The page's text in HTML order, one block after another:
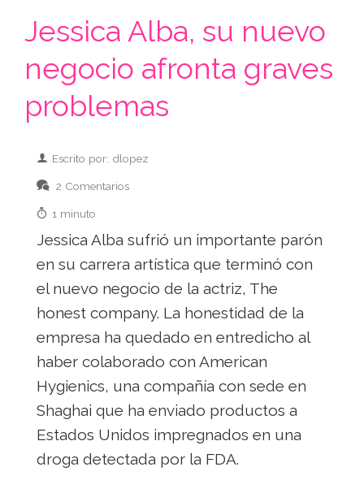
Jessica Alba, su nuevo
negocio afronta graves
problemas
Escrito por: dlopez
2 Comentarios
1 minuto
Jessica Alba sufrió un importante parón
en su carrera artística que terminó con
el nuevo negocio de la actriz, The
honest company. La honestidad de la
empresa ha quedado en entredicho al
haber colaborado con American
Hygienics, una compañía con sede en
Shaghai que ha enviado productos a
Estados Unidos impregnados en una
droga detectada por la FDA.